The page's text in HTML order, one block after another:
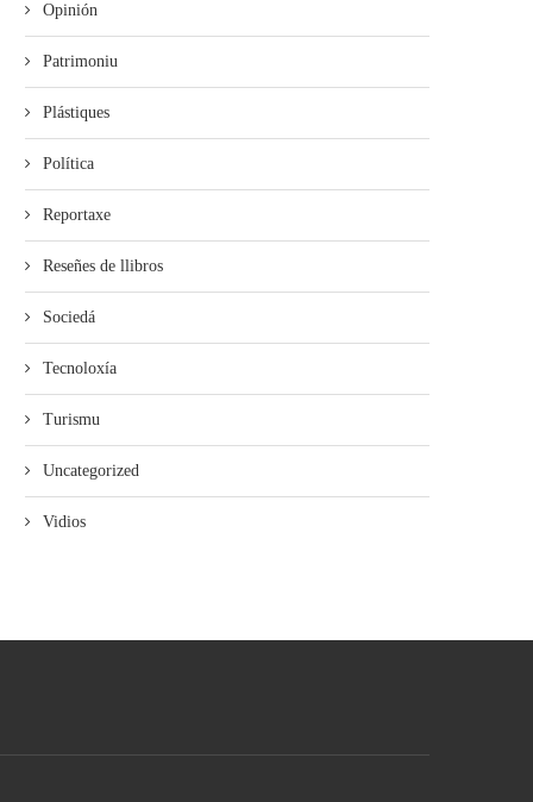
Opinión
Patrimoniu
Plástiques
Política
Reportaxe
Reseñes de llibros
Sociedá
Tecnoloxía
Turismu
Uncategorized
Vidios